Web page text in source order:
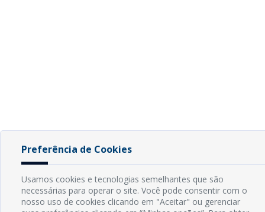
Preferência de Cookies
Usamos cookies e tecnologias semelhantes que são
necessárias para operar o site. Você pode consentir com o
nosso uso de cookies clicando em "Aceitar" ou gerenciar